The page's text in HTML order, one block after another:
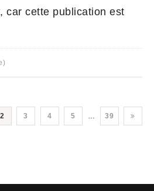
car cette publication est
2 3 4 5 … 39